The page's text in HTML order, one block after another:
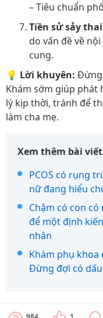
– Tiêu chuẩn
Tiền sử sảy
do vấn đề về
cung.
💡 Lời khuyên: Đừng
Khám sớm giúp phát
lý kịp thời, tránh để
làm cha mẹ.
Xem thêm bài viết
PCOS có rụng
nữ đang hiểu
Chậm có con
để một định
nhân
Khám phụ khoa
Đừng đợi có